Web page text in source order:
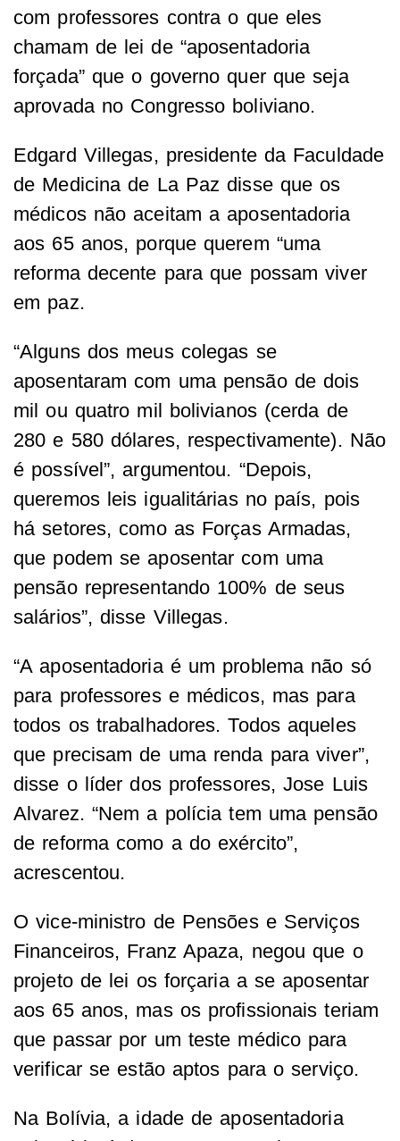
com professores contra o que eles
chamam de lei de “aposentadoria
forçada” que o governo quer que seja
aprovada no Congresso boliviano.
Edgard Villegas, presidente da Faculdade
de Medicina de La Paz disse que os
médicos não aceitam a aposentadoria
aos 65 anos, porque querem “uma
reforma decente para que possam viver
em paz.
“Alguns dos meus colegas se
aposentaram com uma pensão de dois
mil ou quatro mil bolivianos (cerda de
280 e 580 dólares, respectivamente). Não
é possível”, argumentou. “Depois,
queremos leis igualitárias no país, pois
há setores, como as Forças Armadas,
que podem se aposentar com uma
pensão representando 100% de seus
salários”, disse Villegas.
“A aposentadoria é um problema não só
para professores e médicos, mas para
todos os trabalhadores. Todos aqueles
que precisam de uma renda para viver”,
disse o líder dos professores, Jose Luis
Alvarez. “Nem a polícia tem uma pensão
de reforma como a do exército”,
acrescentou.
O vice-ministro de Pensões e Serviços
Financeiros, Franz Apaza, negou que o
projeto de lei os forçaria a se aposentar
aos 65 anos, mas os profissionais teriam
que passar por um teste médico para
verificar se estão aptos para o serviço.
Na Bolívia, a idade de aposentadoria